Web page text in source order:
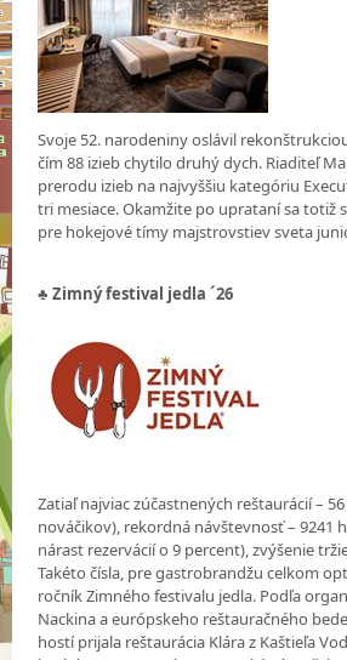
Svoje 52. narodeniny oslávil
čím 88 izieb chytilo druhý dych. Riaditeľ
prerodu izieb na najvyššiu kategóriu
tri mesiace. Okamžite po uprataní sa totiž
pre hokejové tímy majstrovstiev sveta
♣ Zimný festival jedla ´26
Zatiaľ najviac zúčastnených reštaurácií –
nováčikov), rekordná návštevnosť – 9241
nárast rezervácií o 9 percent), zvýšenie
Takéto čísla, pre gastrobrandžu celkom
ročník Zimného festivalu jedla. Podľa
Nackina a európskeho reštauračného
hostí prijala reštaurácia Klára z Kaštieľa